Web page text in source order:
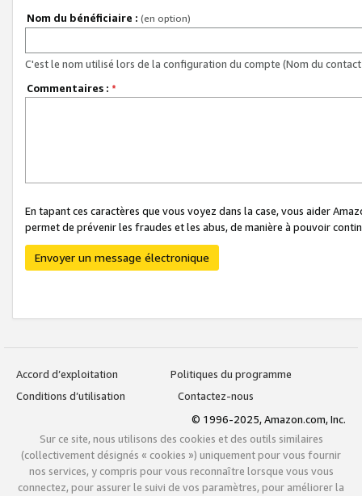
Nom du bénéficiaire : (en option)
C'est le nom utilisé lors de la configuration du compte (Nom du
Commentaires : *
En tapant ces caractères que vous voyez dans la case, vous aider
permet de prévenir les fraudes et les abus, de manière à pouvoir
Envoyer un message électronique
Accord d’exploitation
Politiques du programme
Conditions d’utilisation
Contactez-nous
© 1996-2025, Amazon.com, Inc.
Sur ce site, nous utilisons des cookies et des outils similaires
(collectivement désignés « cookies ») uniquement pour vous fournir
nos services, y compris pour vous reconnaître lorsque vous vous
connectez, pour assurer le suivi de vos paramètres, pour améliorer la